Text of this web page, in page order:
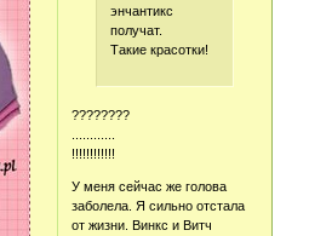
энчантикс
получат.
Такие красотки!
????????
!!!!!!!!!!!!
У меня сейчас же голова
заболела. Я сильно отстала
от жизни. Винкс и Витч